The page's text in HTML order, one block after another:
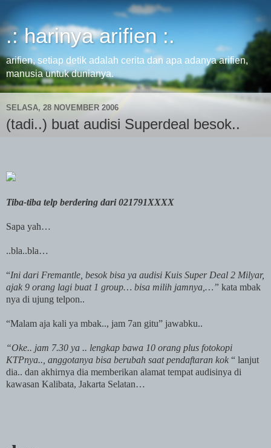
.: harinya arifien :.
arifien, setiap detik adalah cerita dan apa adanya arifien,
manusia untuk dunianya.
SELASA, 28 NOVEMBER 2006
(tadi..) buat audisi Superdeal besok..
Tiba-tiba telp berdering dari 021791XXXX
Sapa yah…
..bla..bla…
“Ini dari Fremantle, besok bisa ya audisi Kuis Super Deal 2 Milyar,
ajak 9 orang lagi buat 1 group… bisa milih jamnya,…” kata mbak
nya di ujung telpon..
“Malam aja kali ya mbak.., jam 7an gitu” jawabku..
“Oke.. jam 7.30 ya .. lengkap bawa 10 orang plus fotokopi
KTPnya.., anggotanya bisa berubah saat pendaftaran kok “ lanjut
dia.. dan akhirnya dia memberikan alamat tempat audisinya di
kawasan Kalibata, Jakarta Selatan…